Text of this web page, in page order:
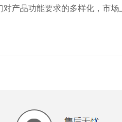
产品功能要求的多样化，市场